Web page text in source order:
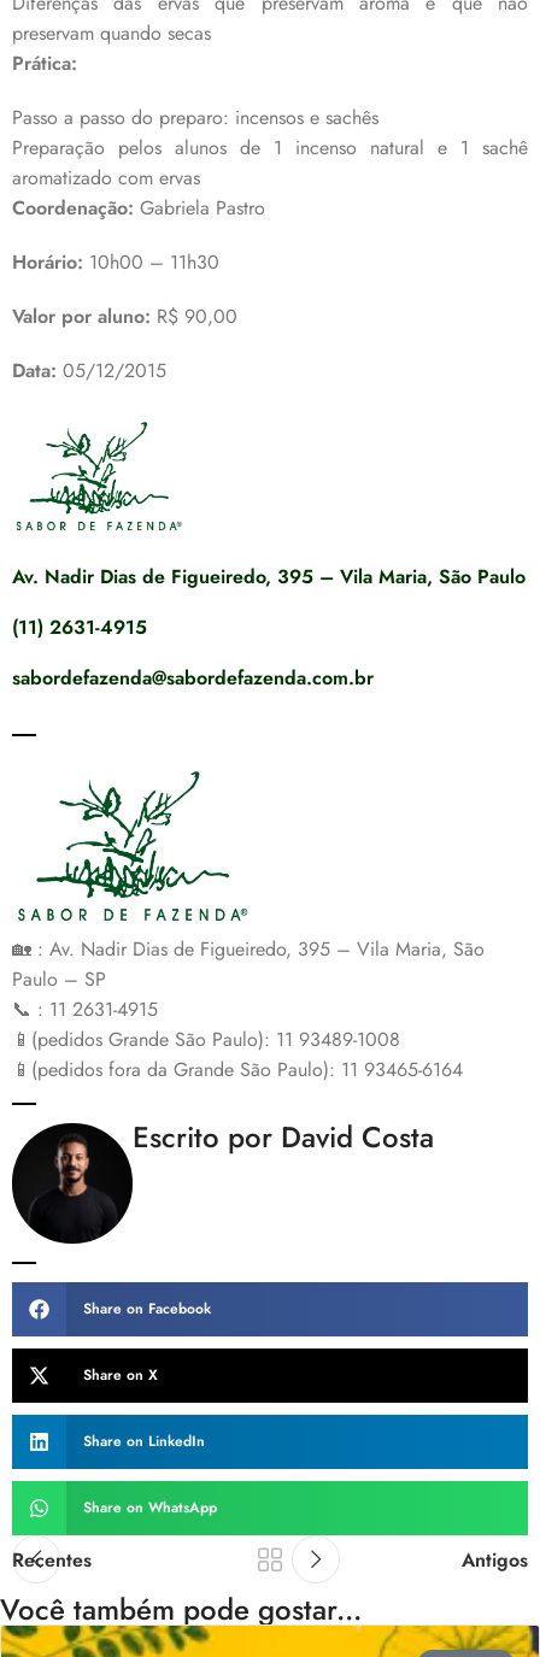
preservam quando secas
Prática:
Passo a passo do preparo: incensos e sachês
Preparação pelos alunos de 1 incenso natural e 1 sachê
aromatizado com ervas
Coordenação: Gabriela Pastro
Horário: 10h00 – 11h30
Valor por aluno: R$ 90,00
Data: 05/12/2015
Av. Nadir Dias de Figueiredo, 395 – Vila Maria, São Paulo
(11) 2631-4915
sabordefazenda@sabordefazenda.com.br
🏡 : Av. Nadir Dias de Figueiredo, 395 – Vila Maria, São
Paulo – SP
📞 : 11 2631-4915
📱(pedidos Grande São Paulo): 11 93489-1008
📱(pedidos fora da Grande São Paulo): 11 93465-6164
Escrito por David Costa
Share on Facebook
Share on X
Share on LinkedIn
Share on WhatsApp
Recentes Antigos
Você também pode gostar...